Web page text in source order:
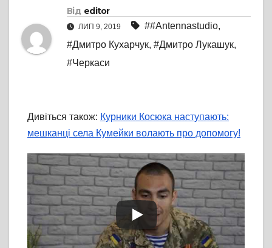
Від editor
ЛИП 9, 2019 ##Antennastudio,
#Дмитро Кухарчук, #Дмитро Лукашук,
#Черкаси
Дивіться також: Курники Косюка наступають:
мешканці села Кумейки волають про допомогу!